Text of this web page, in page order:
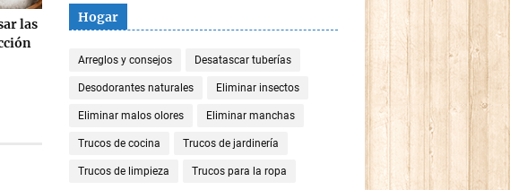
las
Hogar
Arreglos y consejos Desatascar tuberías
Desodorantes naturales Eliminar insectos
Eliminar malos olores Eliminar manchas
Trucos de cocina Trucos de jardinería
Trucos de limpieza Trucos para la ropa